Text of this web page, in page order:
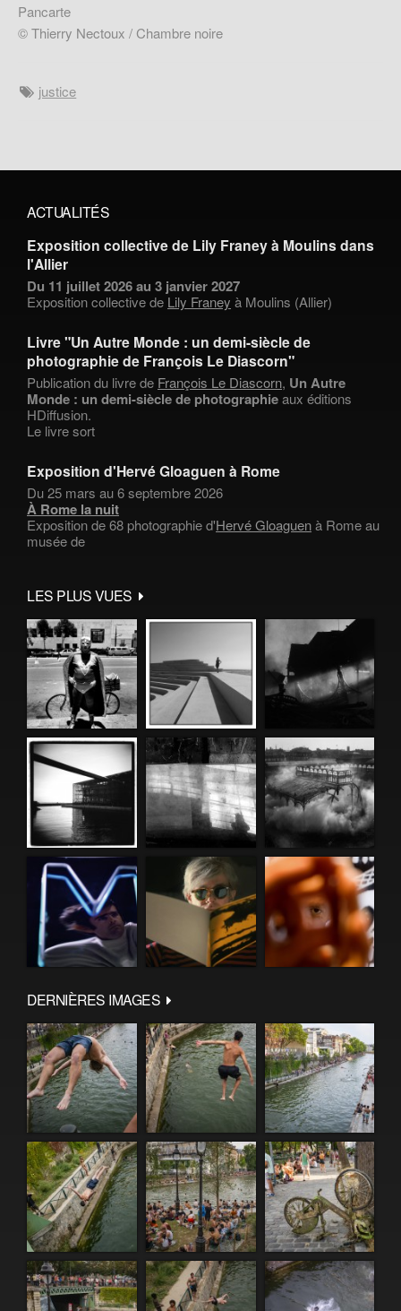
Pancarte
© Thierry Nectoux / Chambre noire
justice
ACTUALITÉS
Exposition collective de Lily Franey à Moulins dans
l'Allier
Du 11 juillet 2026 au 3 janvier 2027
Exposition collective de Lily Franey à Moulins (Allier)
Livre "Un Autre Monde : un demi-siècle de
photographie de François Le Diascorn"
Publication du livre de François Le Diascorn, Un Autre
Monde : un demi-siècle de photographieaux éditions
HDiffusion.
Le livre sort
Exposition d'Hervé Gloaguen à Rome
Du 25 mars au 6 septembre 2026
À Rome la nuit
Exposition de 68 photographie d'Hervé Gloaguenà Rome au
musée de
LES PLUS VUES
DERNIÈRES IMAGES